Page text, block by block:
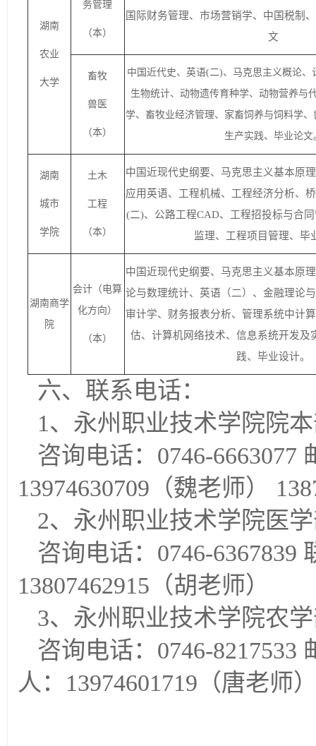
湖南
农业
大学
务管理
（本）
国际财务管理、市场营销学、中国税制
文
畜牧
兽医
（本）
中国近代史、英语(二)、马克思主义概论、
生物统计、动物遗传育种学、动物营养与
学、畜牧业经济管理、家畜饲养与饲料学
生产实践、毕业论文
湖南
城市
学院
土木
工程
（本）
中国近现代史纲要、马克思主义基本原
应用英语、工程机械、工程经济分析、
(二)、公路工程CAD、工程招投标与合
监理、工程项目管理、毕
湖南商学
院
会计（电算
化方向）
（本）
中国近现代史纲要、马克思主义基本原
论与数理统计、英语（二）、金融理论
审计学、财务报表分析、管理系统中计
估、计算机网络技术、信息系统开发及
践、毕业设计。
六、联系电话：
1、永州职业技术学院院
咨询电话：0746-6663077
13974630709（魏老师）
2、永州职业技术学院医
咨询电话：0746-6367839
13807462915（胡老师）
3、永州职业技术学院农
咨询电话：0746-8217533
人：13974601719（唐老师